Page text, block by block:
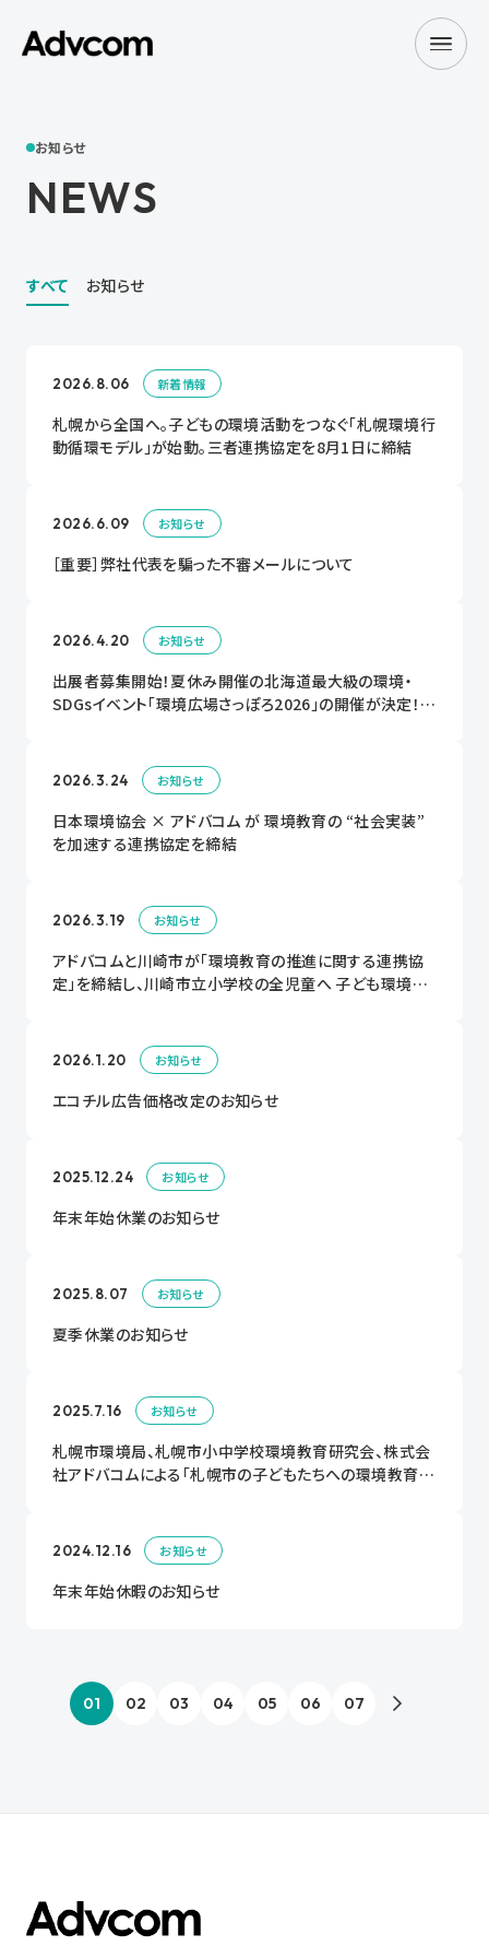
お知らせ
NEWS
すべて お知らせ
2026.8.06 新着情報
札幌から全国へ。子どもの環境活動をつなぐ「札幌環境行
動循環モデル」が始動。三者連携協定を8月1日に締結
2026.6.09 お知らせ
［重要］弊社代表を騙った不審メールについて
2026.4.20 お知らせ
出展者募集開始！夏休み開催の北海道最大級の環境・
SDGsイベント「環境広場さっぽろ2026」の開催が決定！出
2026.3.24 お知らせ
日本環境協会 × アドバコム が 環境教育の “社会実装”
を加速する連携協定を締結
2026.3.19 お知らせ
アドバコムと川崎市が「環境教育の推進に関する連携協
定」を締結し、川崎市立小学校の全児童へ 子ども環境教
2026.1.20 お知らせ
エコチル広告価格改定のお知らせ
2025.12.24 お知らせ
年末年始休業のお知らせ
2025.8.07 お知らせ
夏季休業のお知らせ
2025.7.16 お知らせ
札幌市環境局、札幌市小中学校環境教育研究会、株式会
社アドバコムによる「札幌市の子どもたちへの環境教育・
2024.12.16 お知らせ
年末年始休暇のお知らせ
01 02 03 04 05 06 07